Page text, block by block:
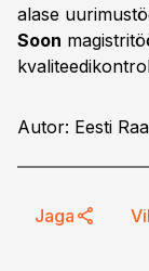
alase
Soon
Autor: Eesti
Jaga